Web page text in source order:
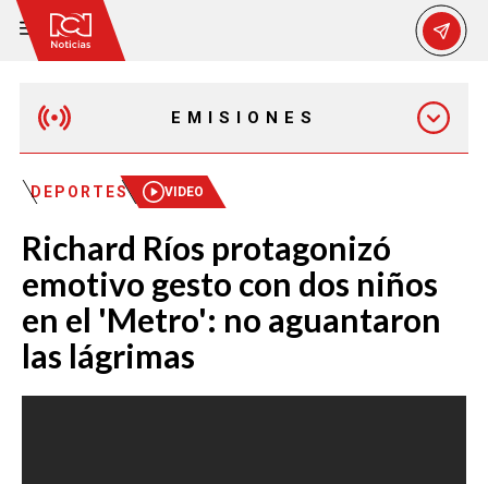
EMISIONES
EMISIÓN 12:30 PM
EMISIÓN 7:00 PM
DEPORTES VIDEO
Richard Ríos protagonizó
emotivo gesto con dos niños
en el 'Metro': no aguantaron
las lágrimas